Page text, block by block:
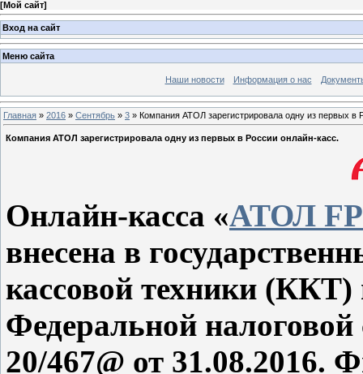
[Мой сайт]
Вход на сайт
Меню сайта
Наши новости Информация о нас
Главная » 2016 » Сентябрь » 3 » Компания АТОЛ зарегистрировала одну из первых в
Компания АТОЛ зарегистрировала одну из первых в России онлайн-касс.
Онлайн-касса «АТОЛ
внесена в
кассовой техники (ККТ)
Федеральной
20/467@ от 31.08.2016.